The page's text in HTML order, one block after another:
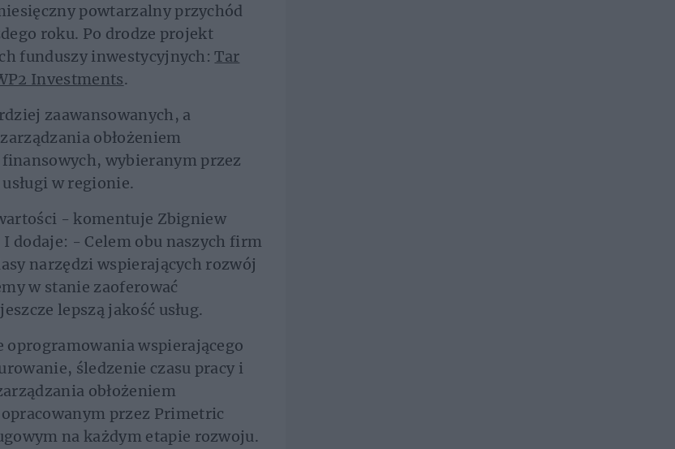
powtarzalny przychód
roku. Po drodze projekt
funduszy inwestycyjnych:Tar
Investments.
zaawansowanych, a
obłożeniem
wybieranym przez
w regionie.
- komentuje Zbigniew
dodaje: - Celem obu naszych firm
narzędzi wspierających rozwój
w stanie zaoferować
lepszą jakość usług.
oprogramowania wspierającego
śledzenie czasu pracy i
obłożeniem
przez Primetric
na każdym etapie rozwoju.